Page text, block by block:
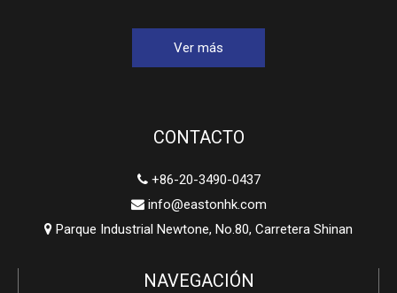
Ver más
CONTACTO
+86-20-3490-0437
 info@eastonhk.com
 Parque Industrial Newtone, No.80, Carretera Shinan
NAVEGACIÓN